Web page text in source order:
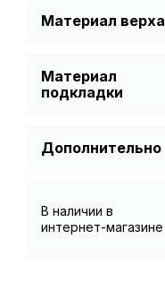
Материал верха
Спилок
Материал
подкладки
Дополнительно
В наличии в
интернет-магазине